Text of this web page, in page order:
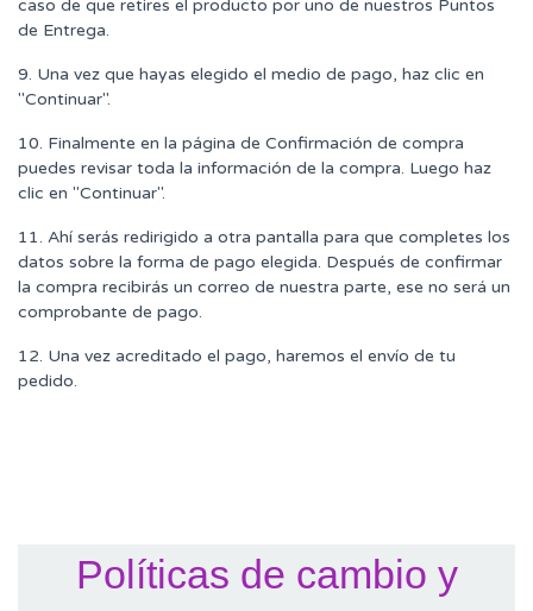
caso de que retires el producto por uno de nuestros Puntos
de Entrega.
9. Una vez que hayas elegido el medio de pago, haz clic en
"Continuar".
10. Finalmente en la página de Confirmación de compra
puedes revisar toda la información de la compra. Luego haz
clic en "Continuar".
11. Ahí serás redirigido a otra pantalla para que completes los
datos sobre la forma de pago elegida. Después de confirmar
la compra recibirás un correo de nuestra parte, ese no será un
comprobante de pago.
12. Una vez acreditado el pago, haremos el envío de tu
pedido.
Políticas de cambio y